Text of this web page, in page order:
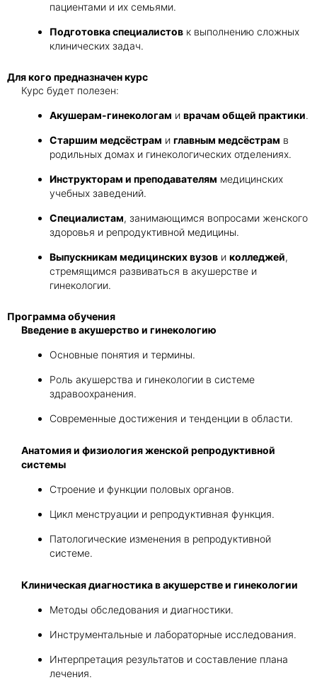
пациентами и их семьями.
Подготовка специалистов к выполнению сложных
клинических задач.
Для кого предназначен курс
Курс будет полезен:
Акушерам-гинекологам и врачам общей практики.
Старшим медсёстрам и главным медсёстрам в
родильных домах и гинекологических отделениях.
Инструкторам и преподавателям медицинских
учебных заведений.
Специалистам, занимающимся вопросами женского
здоровья и репродуктивной медицины.
Выпускникам медицинских вузов и колледжей,
стремящимся развиваться в акушерстве и
гинекологии.
Программа обучения
Введение в акушерство и гинекологию
Основные понятия и термины.
Роль акушерства и гинекологии в системе
здравоохранения.
Современные достижения и тенденции в области.
Анатомия и физиология женской репродуктивной
системы
Строение и функции половых органов.
Цикл менструации и репродуктивная функция.
Патологические изменения в репродуктивной
системе.
Клиническая диагностика в акушерстве и гинекологии
Методы обследования и диагностики.
Инструментальные и лабораторные исследования.
Интерпретация результатов и составление плана
лечения.